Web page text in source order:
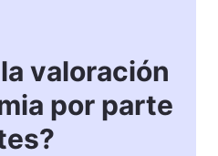
valoración
por parte